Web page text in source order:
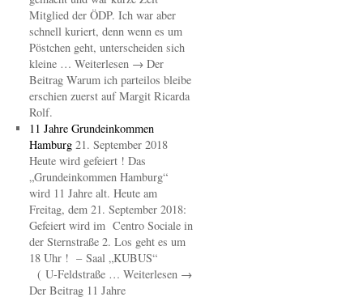
Mitglied der ÖDP. Ich war aber
schnell kuriert, denn wenn es um
Pöstchen geht, unterscheiden sich
kleine … Weiterlesen → Der
Beitrag Warum ich parteilos bleibe
erschien zuerst auf Margit Ricarda
Rolf.
11 Jahre Grundeinkommen
Hamburg 21. September 2018
Heute wird gefeiert ! Das
„Grundeinkommen Hamburg“
wird 11 Jahre alt. Heute am
Freitag, dem 21. September 2018:
Gefeiert wird im Centro Sociale in
der Sternstraße 2. Los geht es um
18 Uhr ! – Saal „KUBUS“
( U-Feldstraße … Weiterlesen →
Der Beitrag 11 Jahre